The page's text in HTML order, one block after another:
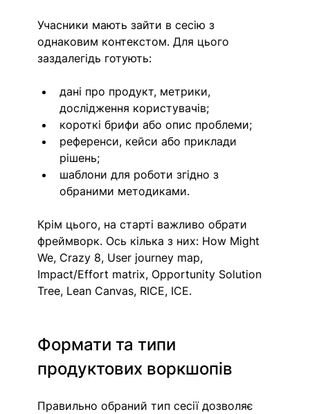
Учасники мають зайти в сесію з
однаковим контекстом. Для цього
заздалегідь готують:
дані про продукт, метрики,
дослідження користувачів;
короткі брифи або опис проблеми;
референси, кейси або приклади
рішень;
шаблони для роботи згідно з
обраними методиками.
Крім цього, на старті важливо обрати
фреймворк. Ось кілька з них: How Might
We, Crazy 8, User journey map,
Impact/Effort matrix, Opportunity Solution
Tree, Lean Canvas, RICE, ICE.
Формати та типи
продуктових воркшопів
Правильно обраний тип сесії дозволяє